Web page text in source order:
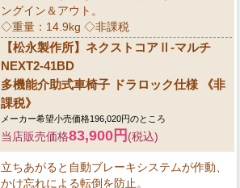
ングイン＆アウト。
◇重量：14.9kg ◇非課税
【松永製作所】ネクストコアⅡ-マルチ
NEXT2-41BD
多機能介助式車椅子 ドラロック仕様 《非
課税》
メーカー希望小売価格196,020円のところ
当店販売価格83,900円 (税込)
立ちあがると自動ブレーキシステムが作動、
かけ忘れによる転倒を防止。